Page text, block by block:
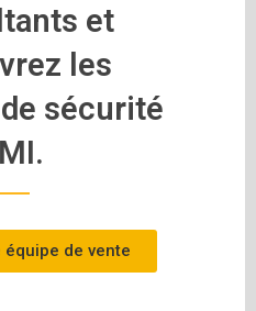
et
les
sécurité
de vente